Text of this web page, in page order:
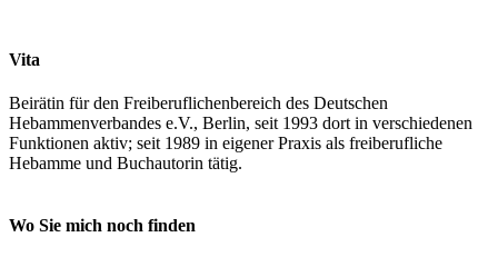
Vita
Beirätin für den Freiberuflichenbereich des Deutschen
Hebammenverbandes e.V., Berlin, seit 1993 dort in verschiedenen
Funktionen aktiv; seit 1989 in eigener Praxis als freiberufliche
Hebamme und Buchautorin tätig.
Wo Sie mich noch finden